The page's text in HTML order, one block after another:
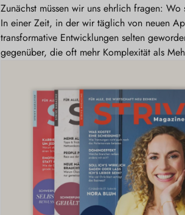
Zunächst müssen wir uns ehrlich fragen:
In einer Zeit, in der wir täglich von neuen
transformative Entwicklungen selten
gegenüber, die oft mehr Komplexität als